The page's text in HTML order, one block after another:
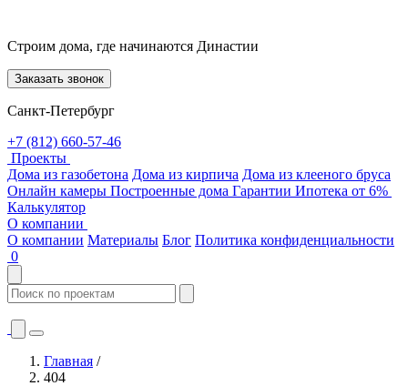
Строим дома, где начинаются Династии
Заказать звонок
Санкт-Петербург
+7 (812) 660-57-46
Проекты
Дома из газобетона Дома из кирпича Дома из клееного бруса
Онлайн камеры Построенные дома Гарантии Ипотека от 6%
Калькулятор
О компании
О компании Материалы Блог Политика конфиденциальности
0
Главная /
404